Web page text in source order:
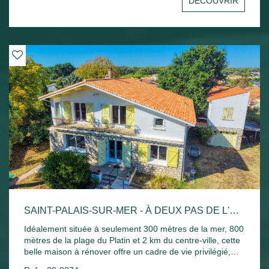
SAINT-PALAIS-SUR-MER - À DEUX PAS DE L'OCÉAN
Idéalement située à seulement 300 mètres de la mer, 800
mètres de la plage du Platin et 2 km du centre-ville, cette
belle maison à rénover offre un cadre de vie privilégié,